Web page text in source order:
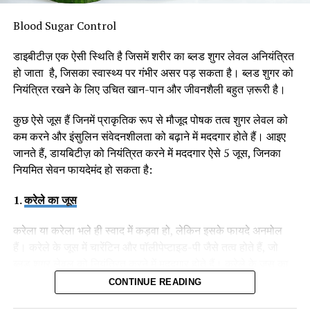
होती है। जब व्यक्ति उपवास रखता है या किसी विशेष दिन में ध्यान और पूजा
में लीन होता है, तो वह भगवान के प्रति अपनी श्रद्धा और भक्ति को प्रगाढ़
2. फाइबर युक्त आहार का सेवन बढ़ाएँ
उपयोगी है। यह हमारी आंतों को साफ करता है और पाचन तंत्र को स्वस्थ
Blood Sugar Control
डाइबीटीज़ एक ऐसी स्थिति है जिसमें शरीर का ब्लड शुगर लेवल अनियंत्रित
हो जाता है, जिसका स्वास्थ्य पर गंभीर असर पड़ सकता है। ब्लड शुगर को
नियंत्रित रखने के लिए उचित खान-पान और जीवनशैली बहुत ज़रूरी है।
कुछ ऐसे जूस हैं जिनमें प्राकृतिक रूप से मौजूद पोषक तत्व शुगर लेवल को
कम करने और इंसुलिन संवेदनशीलता को बढ़ाने में मददगार होते हैं। आइए
जानते हैं, डायबिटीज़ को नियंत्रित करने में मददगार ऐसे 5 जूस, जिनका
नियमित सेवन फायदेमंद हो सकता है:
1.करेले का जूस
करेला या करेला भले ही स्वाद में कड़वा हो, लेकिन इसके फायदे अनमोल
सेवन करने से इंसुलिन संवेदनशीलता बढ़ती है, जिससे शरीर को शुगर को
नियंत्रित करने में मदद मिलती है।
CONTINUE READING